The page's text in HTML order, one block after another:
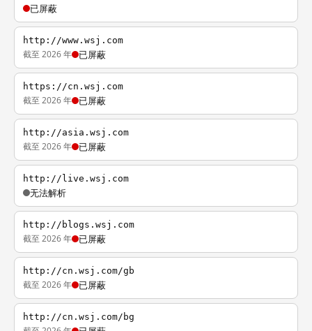
已屏蔽
http://www.wsj.com
截至 2026 年 已屏蔽
https://cn.wsj.com
截至 2026 年 已屏蔽
http://asia.wsj.com
截至 2026 年 已屏蔽
http://live.wsj.com
无法解析
http://blogs.wsj.com
截至 2026 年 已屏蔽
http://cn.wsj.com/gb
截至 2026 年 已屏蔽
http://cn.wsj.com/bg